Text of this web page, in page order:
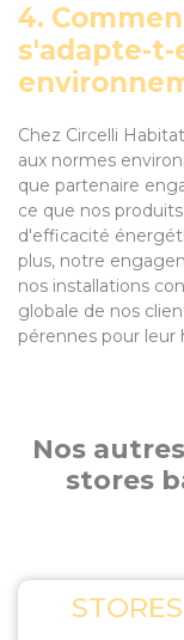
4.
s'adapte-t-
Chez Circelli
aux normes
que partenaire
ce que nos
d'efficacité
plus, notre
nos installations
globale de nos
pérennes pour leur
Nos
stores